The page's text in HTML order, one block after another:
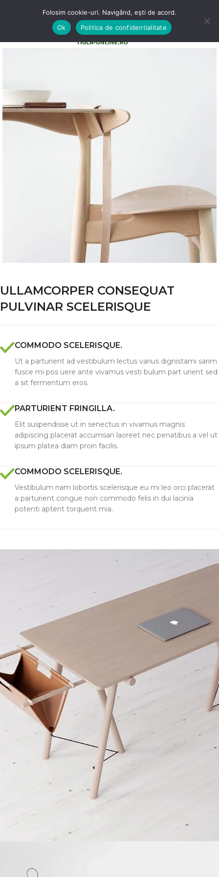
ULLAMCORPER CONSEQUAT
PULVINAR SCELERISQUE
COMMODO SCELERISQUE.
Ut a parturient ad vestibulum lectus varius dignistami sarim
fusce mi pos uere ante vivamus vesti bulum part urient sed
a sit fermentum eros.
PARTURIENT FRINGILLA.
Elit suspendisse ut in senectus in vivamus magnis
adipiscing placerat accumsan laoreet nec penatibus a vel ut
ipsum platea diam proin facilis.
COMMODO SCELERISQUE.
Vestibulum nam lobortis scelerisque eu mi leo orci placerat
a parturient congue non commodo felis in dui lacinia
potenti aptent torquent mia.
Folosim cookie-uri. Navigând, ești de acord.
Ok
Politica de confidentialitate